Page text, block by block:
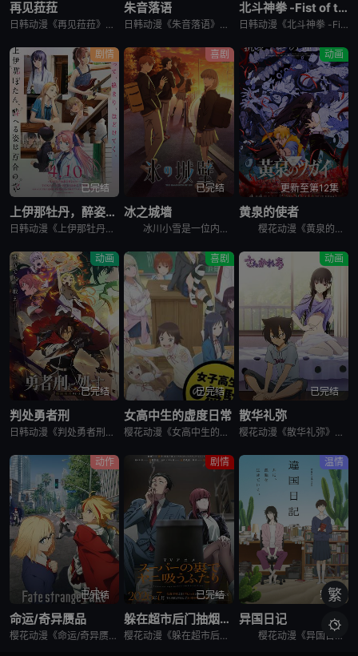
再见菈菈
日韩动漫《再见菈菈》又名：Sayonara Lara,再见,劳拉,さよならララ，讲述了：昔々あるところに、ララという人魚のプリンセスがおりました。海の王である父と、姉たちに愛されて、すくすくと育ちまし
朱音落语
日韩动漫《朱音落语》又名：落语朱音,Akane-banashi,あかね噺，讲述了：朱音从小就非常崇拜身为落语家的父亲，经常在门后偷看父亲练习的模样。然而，父亲参加「真打」晋升测验却遭到无情地逐出师门之
北斗神拳 -Fist of the North Star-
日韩动漫《北斗神拳 -Fist of the North Star-》又名：北⽃之拳 -Fist of the North Star-,北斗の拳 -FIST OF THE NORTH STAR-，讲述
剧情
已完结
上伊那牡丹，醉姿如百合
日韩动漫《上伊那牡丹，醉姿如百合》又名：Kamiina Botan,Yoeru Sugata wa Yuri no Hana,the Drunken Appearance Is a Lily Flow
喜剧
已完结
冰之城墙
冰川小雪是一位内向的学生，她总是向外筑起一道高高的心墙，只跟儿时好友安昙美姫互动。有一天，名叫雨宫凑的男孩，没来由地开始试图打进小雪的心房，扰乱了她平静的生活。 孤僻的小雪、受欢迎的美姫、没有边界
动画
更新至第12集
黄泉的使者
樱花动漫《黄泉的使者》讲述了，月落和亚晨是一对双胞胎兄妹，他们在一个与世隔绝的深山小村落里出生，被称为“分隔夜与昼的双子”。他们拥有获得特殊力量的资格，一场围绕他们的双使战斗也随之展开。 &nbs
动画
已完结
判处勇者刑
日韩动漫《判处勇者刑》又名：勇者刑に処す,勇者处刑 惩罚勇者9004队服刑记录,勇者刑に処す 懲罰勇者9004隊刑務記録，讲述了：勇者刑是最严重的刑罚。犯了大罪被判处勇者刑的人，将受到勇者的惩罚。所谓
喜剧
已完结
女高中生的虚度日常
樱花动漫《女高中生的虚度日常》又名：女子高中生的虚度日常,女高中生的无所事事,女高中生的浪费青春,Wasteful Days of High School Girls,女子高生の無駄づかい，讲述了：性
动画
已完结
散华礼弥
樱花动漫《散华礼弥》又名Sankarea,僵尸哪有那么萌？(台),さんかれあ,散华礼弥，讲述了：散华礼弥（内田真礼 配音）本该是一个快乐活泼的女孩，可是与亡母过分想象的外貌激发了父亲散华团一郎（石冢运
动作
已完结
命运/奇异赝品
樱花动漫《命运/奇异赝品》讲述了，魔术师与英灵为夺取能如愿所偿的愿望机“圣杯”而展开圣杯战争。日本的第五次圣杯战争结束后的几年，在美国西部的城市雪原市被观测到有新的圣杯战争预兆，集结的魔术师与英灵……
剧情
已完结
躲在超市后门抽烟的两人
樱花动漫《躲在超市后门抽烟的两人》讲述了，每天过着社畜生活的上班族佐佐木，唯一的慰藉就是常去超市的收银员山田。某天疲惫不堪的他再次前往超市寻求治愈，却发现山田刚好不在。郁闷的他试图通过抽烟缓解压力，却
温情
完结
异国日记
樱花动漫《异国日记》讲述了，少女小说家的高代槙生在姐姐夫妇的葬礼上，面对被亲戚们互相推诿的姐姐的遗孤·朝无法视而不见，顺势决定收养她。但是把侄女带回去之后，不善交际的槙生才发现自己不适合和谁一起生
繁
